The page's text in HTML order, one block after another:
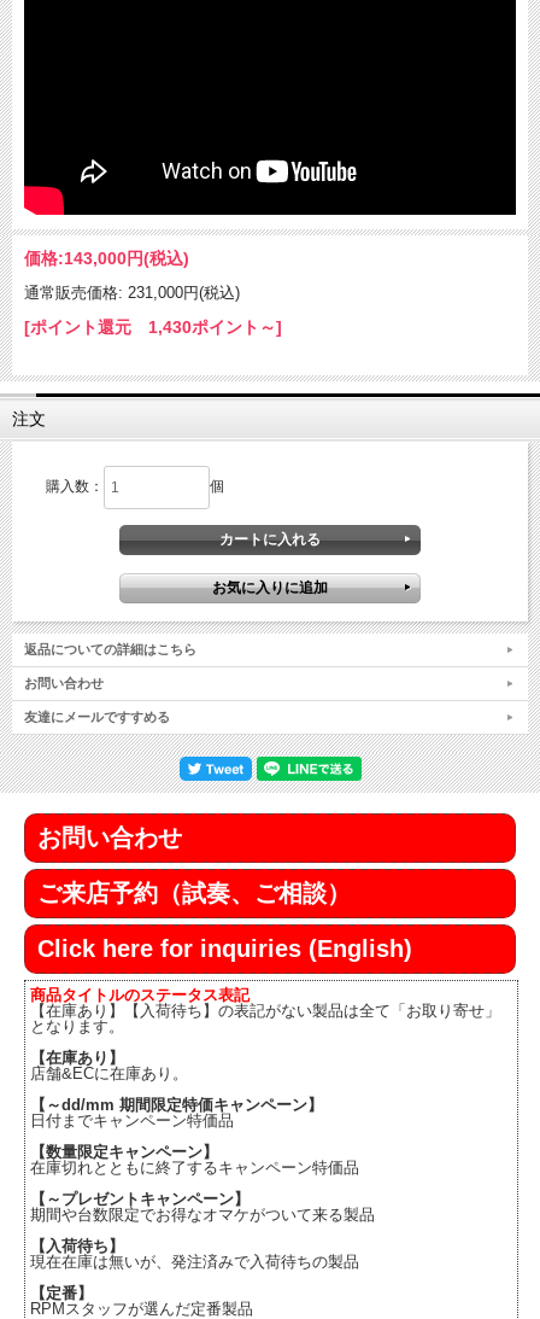
価格:143,000円(税込)
通常販売価格: 231,000円(税込)
[ポイント還元 1,430ポイント～]
注文
購入数： 個
返品についての詳細はこちら
お問い合わせ
友達にメールですすめる
お問い合わせ
ご来店予約（試奏、ご相談）
Click here for inquiries (English)
商品タイトルのステータス表記
【在庫あり】【入荷待ち】の表記がない製品は全て「お取り寄せ」
となります。
【在庫あり】
店舗&ECに在庫あり。
【～dd/mm 期間限定特価キャンペーン】
日付までキャンペーン特価品
【数量限定キャンペーン】
在庫切れとともに終了するキャンペーン特価品
【～プレゼントキャンペーン】
期間や台数限定でお得なオマケがついて来る製品
【入荷待ち】
現在在庫は無いが、発注済みで入荷待ちの製品
【定番】
RPMスタッフが選んだ定番製品